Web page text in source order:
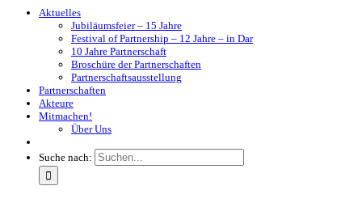
Aktuelles
Jubiläumsfeier – 15 Jahre
Festival of Partnership – 12 Jahre – in Dar
10 Jahre Partnerschaft
Broschüre der Partnerschaften
Partnerschaftsausstellung
Partnerschaften
Akteure
Mitmachen!
Über Uns
Suche nach: